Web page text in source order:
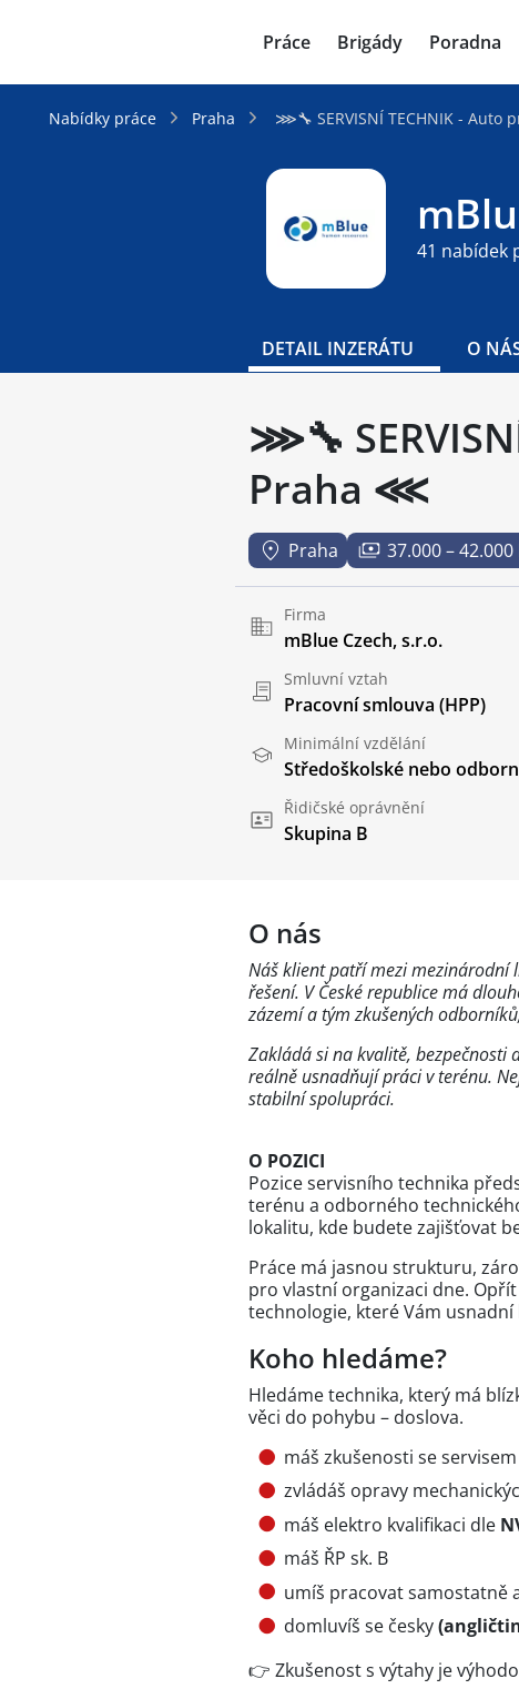
Práce Brigády Poradna
Nabídky práce Praha ⋙🔧 SERVISNÍ TECHNIK -
41 nabídek
DETAIL INZERÁTU O
⋙🔧
Praha ⋘
Praha 37.000 – 42.000
Firma
mBlue Czech, s.r.o.
Smluvní vztah
Pracovní smlouva (HPP)
Minimální vzdělání
Středoškolské nebo
Řidičské oprávnění
Skupina B
O nás
Náš klient patří mezi mezinárodní
řešení. V České republice má
zázemí a tým zkušených
Zakládá si na kvalitě, bezpečnosti
reálně usnadňují práci v terénu.
stabilní spolupráci.
O POZICI
Pozice servisního technika
terénu a odborného
lokalitu, kde budete zajišťovat
Práce má jasnou strukturu,
pro vlastní organizaci dne.
technologie, které Vám
Koho hledáme?
Hledáme technika, který má
věci do pohybu – doslova.
máš zkušenosti se
zvládáš opravy
máš elektro kvalifikaci dle
máš ŘP sk. B
umíš pracovat samostatně
domluvíš se česky
👉 Zkušenost s výtahy je